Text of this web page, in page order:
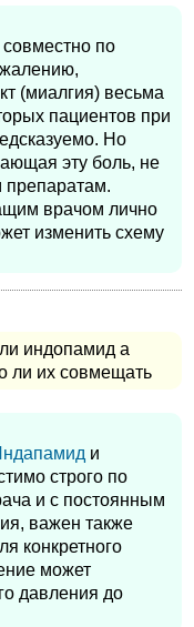
по
(миалгия) весьма
пациентов при
Но
эту боль, не
врачом лично
изменить схему
индопамид а
ли их совмещать
и
строго по
и с постоянным
важен также
конкретного
может
давления до